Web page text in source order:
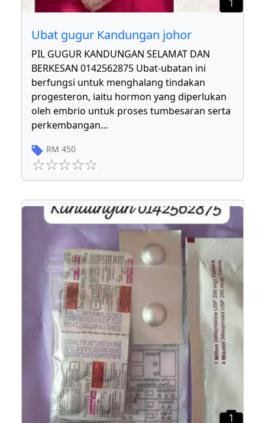
Ubat gugur Kandungan johor
PIL GUGUR KANDUNGAN SELAMAT DAN
BERKESAN 0142562875 Ubat-ubatan ini
berfungsi untuk menghalang tindakan
progesteron, iaitu hormon yang diperlukan
oleh embrio untuk proses tumbesaran serta
perkembangan...
RM 450
1